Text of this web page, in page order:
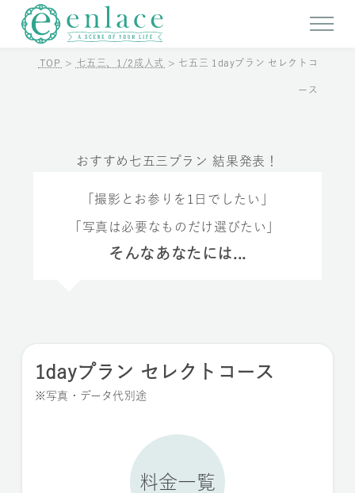
TOP > 七五三、1/2成人式 > 七五三 1dayプラン セレクトコ
ース
おすすめ七五三プラン 結果発表！
「撮影とお参りを1日でしたい」
「写真は必要なものだけ選びたい」
そんなあなたには...
1dayプラン セレクトコース
※写真・データ代別途
料金一覧